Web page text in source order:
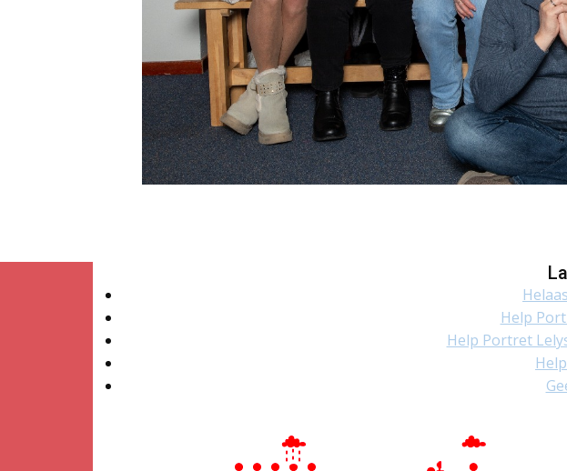
Help
Help Portret